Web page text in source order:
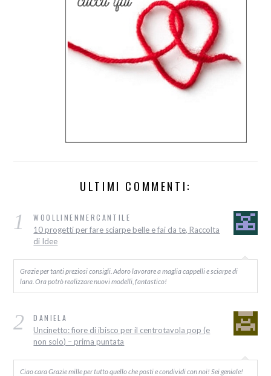
ULTIMI COMMENTI:
1 WOOLLINENMERCANTILE
10 progetti per fare sciarpe belle e fai da te, Raccolta
di Idee
Grazie per tanti preziosi consigli. Adoro lavorare a maglia cappelli e sciarpe di
lana. Ora potrò realizzare nuovi modelli, fantastico!
2 DANIELA
Uncinetto: fiore di ibisco per il centrotavola pop (e
non solo) – prima puntata
Ciao cara Grazie mille per tutto quello che posti e condividi con noi! Sei geniale!